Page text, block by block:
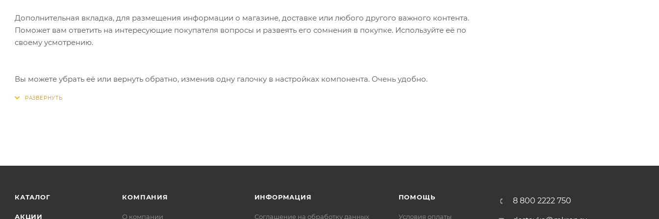
Дополнительная вкладка, для размещения информации о магазине, доставке или любого другого важного контента.
Поможет вам ответить на интересующие покупателя вопросы и развеять его сомнения в покупке. Используйте её по
своему усмотрению.
Вы можете убрать её или вернуть обратно, изменив одну галочку в настройках компонента. Очень удобно.
КАТАЛОГ
АКЦИИ
КОМПАНИЯ
О компании
ИНФОРМАЦИЯ
Соглашение на обработку данных
ПОМОЩЬ
Условия оплаты
8 800 2222 750